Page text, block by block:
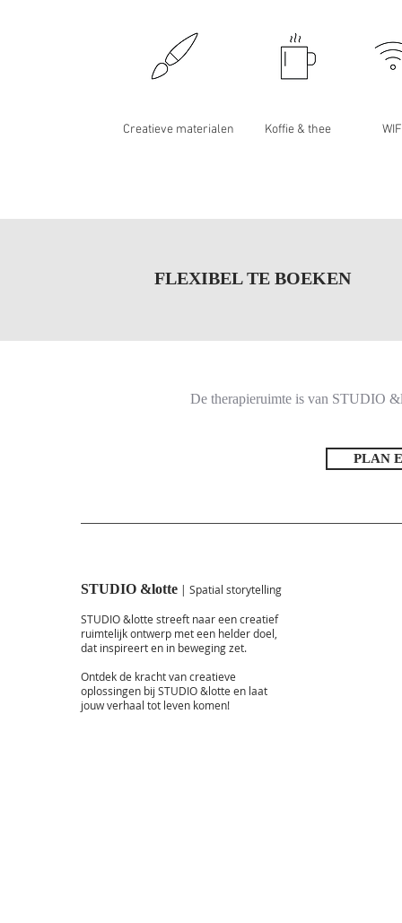
Creatieve materialen Koffie & thee
FLEXIBEL TE BOEKEN
De therapieruimte is van STUDIO
PLAN
STUDIO &lotte | Spatial storytelling
STUDIO &lotte streeft naar een creatief
ruimtelijk ontwerp met een helder doel,
dat inspireert en in beweging zet.
Ontdek de kracht van creatieve
oplossingen bij STUDIO &lotte en laat
jouw verhaal tot leven komen!